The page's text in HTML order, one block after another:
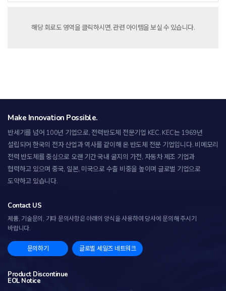
해당회로도 영역을 클릭하시면,관련 아이템을 보실 수 있습니다.
Make Innovation Possible.
반세기를 넘어 100년 기업으로, 전력반도체 전문기업 KEC. KEC는 1969년
설립되어 한국의 전자 산업과 역사를 같이해 온 반도체 전문 기업입니다. 비메모리
전력 반도체를 중심으로 오랜 기간 국내 굴지의 가전, 자동차 제조 기업과
협력하고 있으며 중국, 일본, 미국으로 수출 비중을 높이며 글로벌 기업으로
도약하고 있습니다.
Contact US
제품, 기술문의, 기타 문의사항은 아래의 양식을 사용하여 당사에 문의해 주시기
바랍니다.
문의하기 글로벌 세일즈 네트워크
Product Discontinue
EOL Notice